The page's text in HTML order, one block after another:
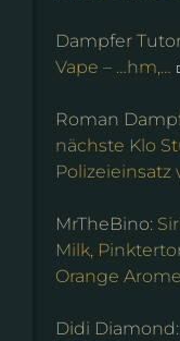
Dampfer
Vape – …hm,…
Roman
nächste Klo
MrTheBino:
Milk,
Orange
Didi Diamond: